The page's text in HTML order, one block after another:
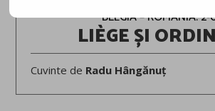
BELGIA – ROMÂNIA: 2-
LIÈGE ȘI
Cuvinte de Radu Hângănuț